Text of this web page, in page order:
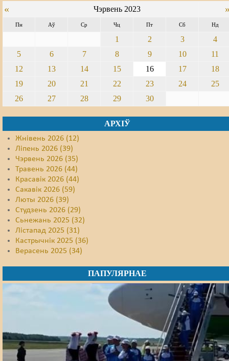
« Чэрвень 2023
Пн Аў Ср Чц Пт Сб Нд
1 2 3
4
5
6 7 8 9 10
11
12
13 14 15 16 17
18
19
20 21 22 23 24
25
26
27 28 29 30
АРХІЎ
Жнівень 2026 (12)
Ліпень 2026 (39)
Чэрвень 2026 (35)
Травень 2026 (44)
Красавік 2026 (44)
Сакавік 2026 (59)
Люты 2026 (39)
Студзень 2026 (29)
Сьнежань 2025 (32)
Лістапад 2025 (31)
Кастрычнік 2025 (36)
Верасень 2025 (34)
ПАПУЛЯРНАЕ